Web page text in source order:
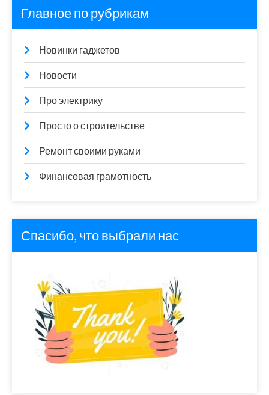
Главное по рубрикам
Новинки гаджетов
Новости
Про электрику
Просто о строительстве
Ремонт своими руками
Финансовая грамотность
Спасибо, что выбрали нас